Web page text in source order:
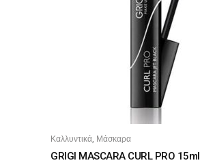
ΠΡΟΣΘΉΚΗ ΣΤΟ ΚΑΛΆΘΙ
Καλλυντικά, Μάσκαρα
GRIGI MASCARA CURL PRO 15ml